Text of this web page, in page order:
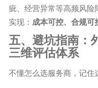
疵、经营异常等高频风险
实现： 成本可控、合规可
五、避坑指南：
三维评估体系
不懂怎么选服务商，记住